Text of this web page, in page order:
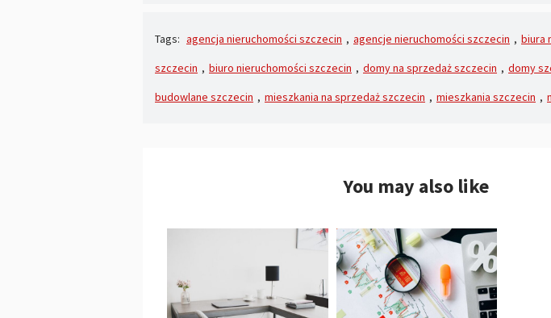
Tags: agencja nieruchomości szczecin , agencje nieruchomości szczecin , biura
szczecin , biuro nieruchomości szczecin , domy na sprzedaż szczecin , domy
budowlane szczecin , mieszkania na sprzedaż szczecin , mieszkania szczecin ,
You may also like